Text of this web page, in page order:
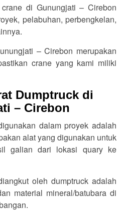
di Gunungjati – Cirebon
pelabuhan, perbengkelan,
– Cirebon merupakan
crane yang kami miliki
Dumptruck di
– Cirebon
dalam proyek adalah
alat yang digunakan untuk
galian dari lokasi quary ke
oleh dumptruck adalah
material mineral/batubara di